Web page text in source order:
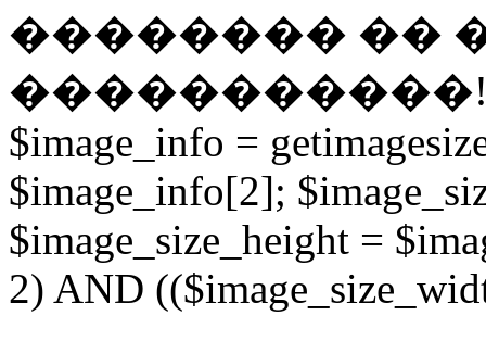
�������� ��
�����������! if
$image_info =
$image_info[2];
$image_size_height =
2) AND